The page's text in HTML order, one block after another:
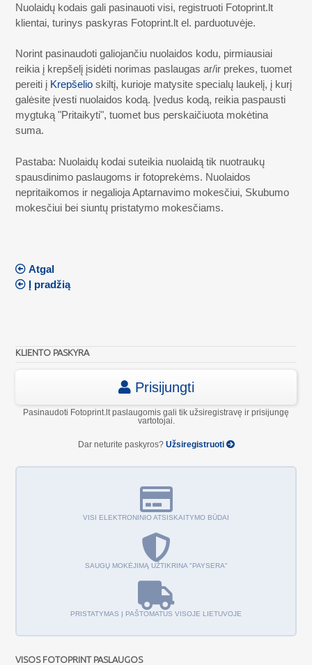
Nuolaidų kodais gali pasinauoti visi, registruoti Fotoprint.lt
klientai, turinys paskyras Fotoprint.lt el. parduotuvėje.
Norint pasinaudoti galiojančiu nuolaidos kodu, pirmiausiai
reikia į krepšelį įsidėti norimas paslaugas ar/ir prekes, tuomet
pereiti į Krepšelio skiltį, kurioje matysite specialų laukelį, į kurį
galėsite įvesti nuolaidos kodą. Įvedus kodą, reikia paspausti
mygtuką "Pritaikyti", tuomet bus perskaičiuota mokėtina
suma.
Pastaba: Nuolaidų kodai suteikia nuolaidą tik nuotraukų
spausdinimo paslaugoms ir fotoprekėms. Nuolaidos
nepritaikomos ir negalioja Aptarnavimo mokesčiui, Skubumo
mokesčiui bei siuntų pristatymo mokesčiams.
Atgal
Į pradžią
KLIENTO PASKYRA
Prisijungti
Pasinaudoti Fotoprint.lt paslaugomis gali tik užsiregistravę ir prisijungę
vartotojai.
Dar neturite paskyros? Užsiregistruoti
VISI ELEKTRONINIO ATSISKAITYMO BŪDAI
SAUGŲ MOKĖJIMĄ UŽTIKRINA "PAYSERA"
PRISTATYMAS Į PAŠTOMATUS VISOJE LIETUVOJE
VISOS FOTOPRINT PASLAUGOS